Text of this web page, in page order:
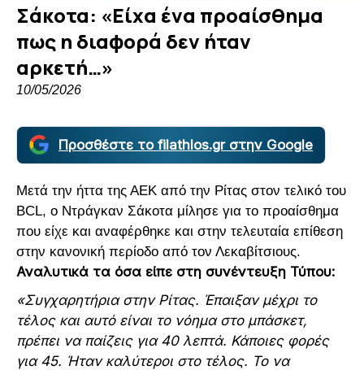
Σάκοτα: «Είχα ένα προαίσθημα
πως η διαφορά δεν ήταν
αρκετή…»
10/05/2026
Προσθέστε το filathlos.gr στην Google
Μετά την ήττα της ΑΕΚ από την Ρίτας στον τελικό του
BCL, ο Ντράγκαν Σάκοτα μίλησε για το προαίσθημα
που είχε και αναφέρθηκε και στην τελευταία επίθεση
στην κανονική περίοδο από τον Λεκαβίτσιους.
Αναλυτικά τα όσα είπε στη συνέντευξη Τύπου:
«Συγχαρητήρια στην Ρίτας. Έπαιξαν μέχρι το
τέλος και αυτό είναι το νόημα στο μπάσκετ,
πρέπει να παίζεις για 40 λεπτά. Κάποιες φορές
για 45. Ήταν καλύτεροι στο τέλος. Το να